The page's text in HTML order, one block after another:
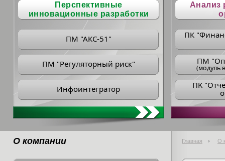
Перспективные
инновационные разработки
ПМ "АКС-51"
ПМ "Регуляторный риск"
Инфоинтегратор
Анализ
ПК
ПM
(модуль
ПK
О компании Главная О